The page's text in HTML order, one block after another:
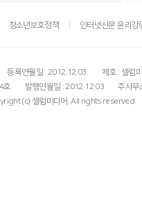
청소년보호정책 인터넷신문 윤리강
등록연월일 : 2012.12.03.
제호 : 셀럽
호
발행연월일 : 2012.12.03
주사무
(c) 셀럽미디어. All rights reserved.